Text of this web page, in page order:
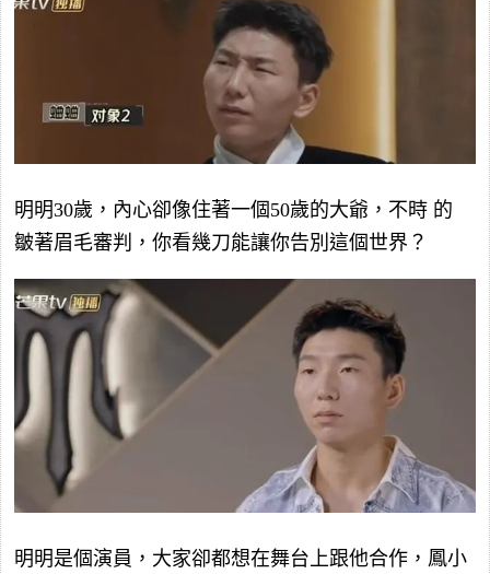
明明30歲，內心卻像住著一個50歲的大爺，不時 的
皺著眉毛審判，你看幾刀能讓你告別這個世界？
明明是個演員，大家卻都想在舞台上跟他合作，鳳小